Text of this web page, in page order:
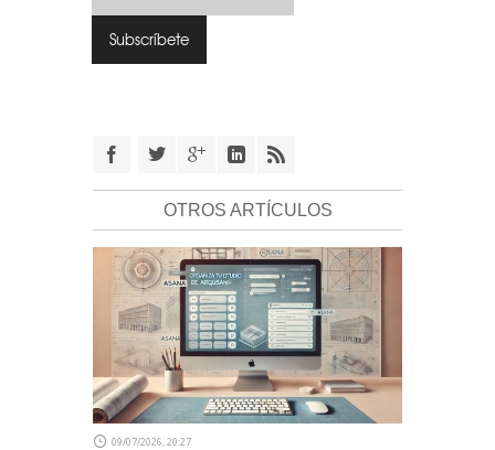
OTROS ARTÍCULOS
09/07/2026, 20:27